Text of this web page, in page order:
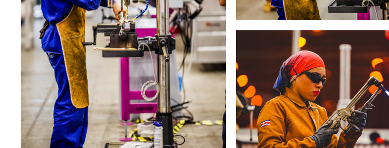
DISQUES ABRASIFS
Disques abrasifs agglomérés
Meules d'ébarbage
TRAITEMENT DE SURFACE
Disques à lamelles
Disque intissé
Disques fibre
Roues à lamelles
Meules sur tige
Brosses
Aspirateurs